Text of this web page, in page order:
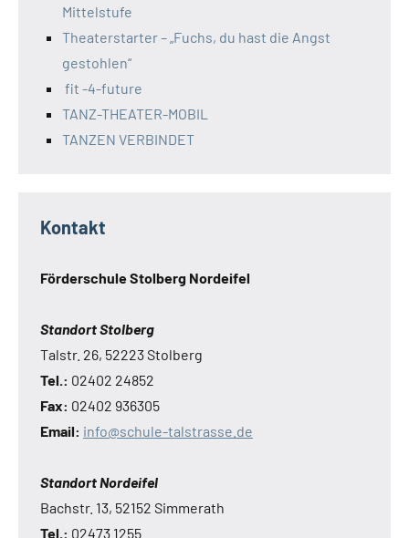
Mittelstufe
Theaterstarter – „Fuchs, du hast die Angst
gestohlen“
fit -4-future
TANZ-THEATER-MOBIL
TANZEN VERBINDET
Kontakt
Förderschule Stolberg Nordeifel
Standort Stolberg
Talstr. 26, 52223 Stolberg
Tel.: 02402 24852
Fax: 02402 936305
Email: info@schule-talstrasse.de
Standort Nordeifel
Bachstr. 13, 52152 Simmerath
Tel.: 02473 1255